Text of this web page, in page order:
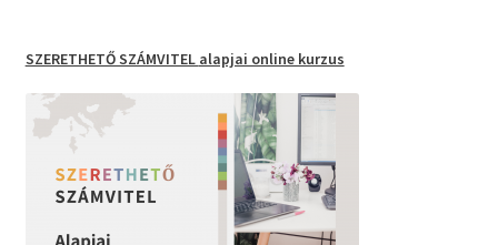
SZERETHETŐ SZÁMVITEL alapjai online kurzus